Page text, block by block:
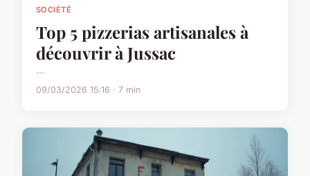
SOCIÉTÉ
Top 5 pizzerias artisanales à
découvrir à Jussac
...
09/03/2026 15:16 · 7 min